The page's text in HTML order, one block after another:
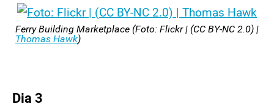
Ferry Building Marketplace (Foto: Flickr | (CC BY-NC 2.0) |
Thomas Hawk)
Dia 3